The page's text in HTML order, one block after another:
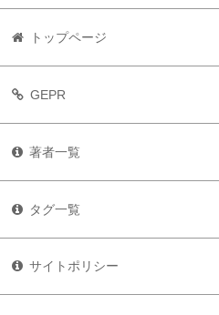
トップページ
GEPR
著者一覧
タグ一覧
サイトポリシー